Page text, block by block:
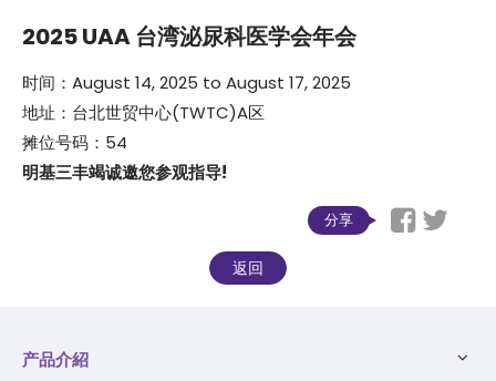
2025 UAA 台湾泌尿科医学会年会
时间：August 14, 2025 to August 17, 2025
地址：台北世贸中心(TWTC)A区
摊位号码：54
明基三丰竭诚邀您参观指导!
分享
返回
产品介紹